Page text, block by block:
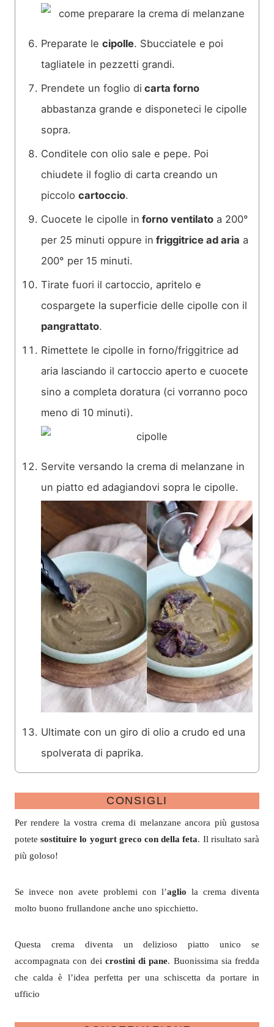
Preparate le cipolle. Sbucciatele e poi
tagliatele in pezzetti grandi.
Prendete un foglio di carta forno
abbastanza grande e disponeteci le cipolle
sopra.
Conditele con olio sale e pepe. Poi
chiudete il foglio di carta creando un
piccolo cartoccio.
Cuocete le cipolle in forno ventilato a 200°
per 25 minuti oppure in friggitrice ad aria a
200° per 15 minuti.
Tirate fuori il cartoccio, apritelo e
cospargete la superficie delle cipolle con il
pangrattato.
Rimettete le cipolle in forno/friggitrice ad
aria lasciando il cartoccio aperto e cuocete
sino a completa doratura (ci vorranno poco
meno di 10 minuti).
Servite versando la crema di melanzane in
un piatto ed adagiandovi sopra le cipolle.
Ultimate con un giro di olio a crudo ed una
spolverata di paprika.
CONSIGLI
Per rendere la vostra crema di melanzane ancora più gustosa
potete sostituire lo yogurt greco con della feta. Il risultato sarà
più goloso!
Se invece non avete problemi con l’aglio la crema diventa
molto buono frullandone anche uno spicchietto.
Questa crema diventa un delizioso piatto unico se
accompagnata con dei crostini di pane. Buonissima sia fredda
che calda è l’idea perfetta per una schiscetta da portare in
ufficio